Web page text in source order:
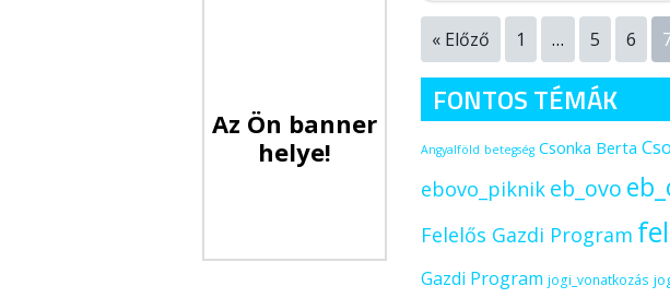
Az Ön banner
helye!
« Előző 1 … 5 6
FONTOS TÉMÁK
Angyalföld betegség Csonka Berta
ebovo_piknik eb_ovo
Felelős Gazdi Program
Gazdi Program jogi_vonatkozás